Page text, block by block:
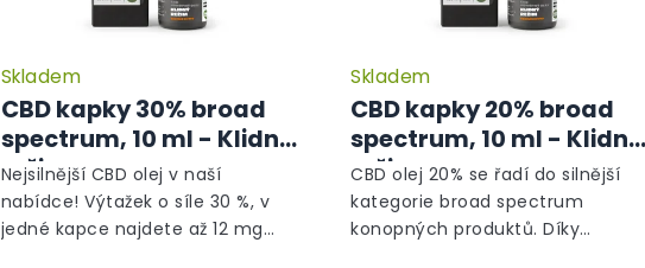
CBD kapky 30% broad
spectrum, 10 ml - Klidný
režim
Průměrné
hodnocení
produktu
hvězdiček.
Skladem
Nejsilnější CBD olej v naší
nabídce! Výtažek o síle 30 %, v
jedné kapce najdete až 12 mg
CBD kapky 20% broad
spectrum, 10 ml - Klidný
režim
Skladem
CBD olej 20% se řadí do silnější
kategorie broad spectrum
konopných produktů. Díky